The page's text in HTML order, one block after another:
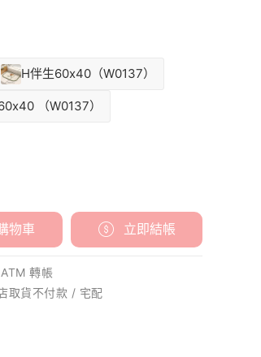
H伴生60x40（W0137）
（W0137）
物車 立即結帳
轉帳
取貨不付款 / 宅配